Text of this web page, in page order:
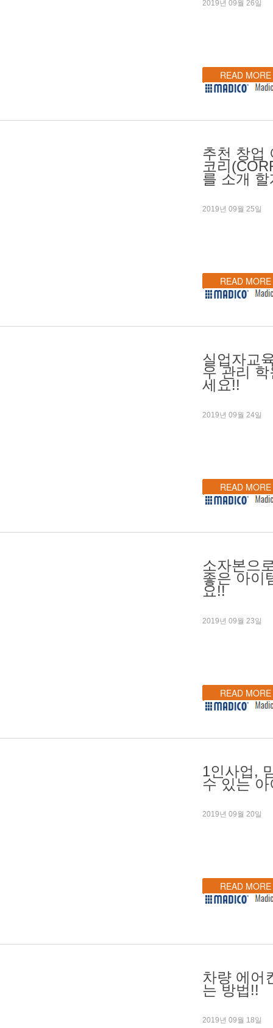
2019년 09월 26일
READ MORE
추천 창업
코리
를 소개
2019년 09월 25일
READ MORE
실업자교
우 관리
세요!!
2019년 09월 24일
READ MORE
소자본으
좋은 아이
요!!
2019년 09월 23일
READ MORE
1인사업,
수 있는
2019년 09월 20일
READ MORE
차량 에어
는 방법!!
2019년 09월 18일